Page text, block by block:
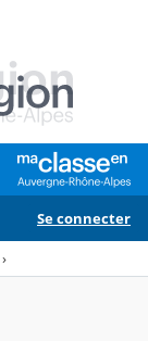
Se connecter
›